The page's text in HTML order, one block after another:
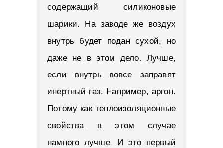
содержащий силиконовые
шарики. На заводе же воздух
внутрь будет подан сухой, но
даже не в этом дело. Лучше,
если внутрь вовсе заправят
инертный газ. Например, аргон.
Потому как теплоизоляционные
свойства в этом случае
намного лучше. И это первый